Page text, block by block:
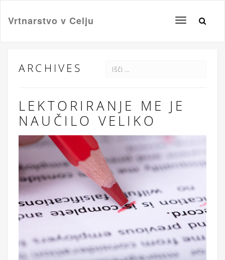
Toggle
Vrtnarstvo v Celju
ARCHIVES
LEKTORIRANJE ME JE
NAUČILO VELIKO